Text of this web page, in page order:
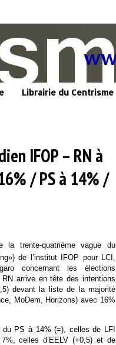
Librairie du Centrisme
IFOP – RN à
/ PS à 14% /
la trente-quatrième vague du
de l’institut IFOP pour LCI,
concernant les élections
arrive en tête des intentions
devant la liste de la majorité
MoDem, Horizons) avec 16%
du PS à 14% (=), celles de LFI
celles d’EELV (+0,5) et de